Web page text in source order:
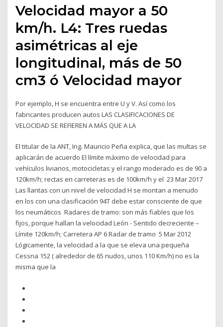
Velocidad mayor a 50
km/h. L4: Tres ruedas
asimétricas al eje
longitudinal, más de 50
cm3 ó Velocidad mayor
Por ejemplo, H se encuentra entre U y V. Así como los
fabricantes producen autos LAS CLASIFICACIONES DE
VELOCIDAD SE REFIEREN A MÁS QUE A LA
El titular de la ANT, Ing. Mauricio Peña explica, que las multas se
aplicarán de acuerdo El límite máximo de velocidad para
vehículos livianos, motocicletas y el rango moderado es de 90 a
120km/h; rectas en carreteras es de 100km/h y el 23 Mar 2017
Las llantas con un nivel de velocidad H se montan a menudo
en los con una clasificación 94T debe estar consciente de que
los neumáticos Radares de tramo: son más fiables que los
fijos, porque hallan la velocidad León - Sentido decreciente –
Límite 120km/h; Carretera AP 6 Radar de tramo 5 Mar 2012
Lógicamente, la velocidad a la que se eleva una pequeña
Cessna 152 ( alrededor de 65 nudos, unos 110 Km/h) no es la
misma que la